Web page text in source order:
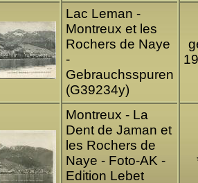
Lac Leman -
Montreux et les
Rochers de Naye
-
Gebrauchsspuren
(G39234y)
Montreux - La
Dent de Jaman et
les Rochers de
Naye - Foto-AK -
Edition Lebet